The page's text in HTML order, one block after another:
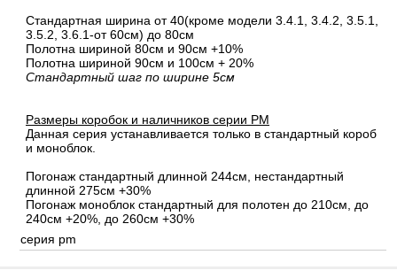
Стандартная ширина от 40(кроме модели 3.4.1, 3.4.2, 3.5.1,
3.5.2, 3.6.1-от 60см) до 80см
Полотна шириной 80cм и 90cм +10%
Полотна шириной 90см и 100см + 20%
Стандартный шаг по ширине 5см
Размеры коробок и наличников серии PM
Данная серия устанавливается только в стандартный короб
и моноблок.
Погонаж стандартный длинной 244см, нестандартный
длинной 275см +30%
Погонаж моноблок стандартный для полотен до 210см, до
240см +20%, до 260см +30%
серия pm